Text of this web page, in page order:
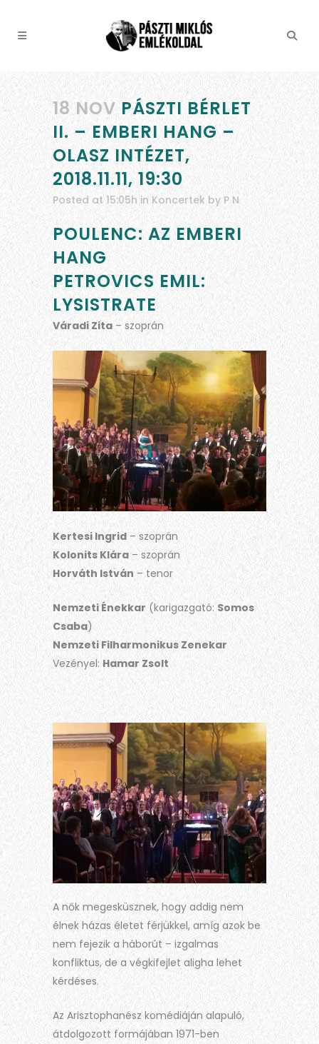
18 NOV PÁSZTI BÉRLET
II. – EMBERI HANG –
OLASZ INTÉZET,
2018.11.11, 19:30
Posted at 15:05h in Koncertek by P N
POULENC: AZ EMBERI
HANG
PETROVICS EMIL:
LYSISTRATE
Váradi Zita – szoprán
Kertesi Ingrid – szoprán
Kolonits Klára – szoprán
Horváth István – tenor
Nemzeti Énekkar (karigazgató: Somos
Csaba)
Nemzeti Filharmonikus Zenekar
Vezényel: Hamar Zsolt
A nők megesküsznek, hogy addig nem
élnek házas életet férjükkel, amíg azok be
nem fejezik a háborút – izgalmas
konfliktus, de a végkifejlet aligha lehet
kérdéses.
Az Arisztophanész komédiáján alapuló,
átdolgozott formájában 1971-ben